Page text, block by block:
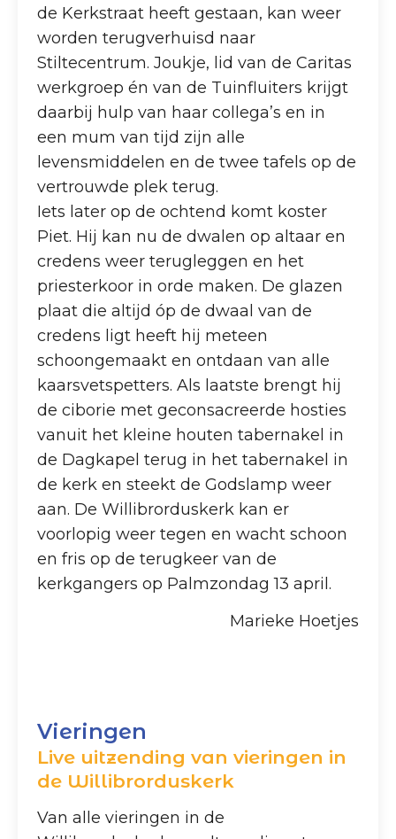
de Kerkstraat heeft gestaan, kan weer
worden terugverhuisd naar
Stiltecentrum. Joukje, lid van de Caritas
werkgroep én van de Tuinfluiters krijgt
daarbij hulp van haar collega’s en in
een mum van tijd zijn alle
levensmiddelen en de twee tafels op de
vertrouwde plek terug.
Iets later op de ochtend komt koster
Piet. Hij kan nu de dwalen op altaar en
credens weer terugleggen en het
priesterkoor in orde maken. De glazen
plaat die altijd óp de dwaal van de
credens ligt heeft hij meteen
schoongemaakt en ontdaan van alle
kaarsvetspetters. Als laatste brengt hij
de ciborie met geconsacreerde hosties
vanuit het kleine houten tabernakel in
de Dagkapel terug in het tabernakel in
de kerk en steekt de Godslamp weer
aan. De Willibrorduskerk kan er
voorlopig weer tegen en wacht schoon
en fris op de terugkeer van de
kerkgangers op Palmzondag 13 april.
Marieke Hoetjes
Vieringen
Live uitzending van vieringen in
de Willibrorduskerk
Van alle vieringen in de